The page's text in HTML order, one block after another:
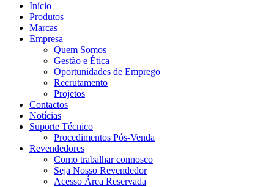
Início
Produtos
Marcas
Empresa
Quem Somos
Gestão e Ética
Oportunidades de Emprego
Recrutamento
Projetos
Contactos
Notícias
Suporte Técnico
Procedimentos Pós-Venda
Revendedores
Como trabalhar connosco
Seja Nosso Revendedor
Acesso Área Reservada